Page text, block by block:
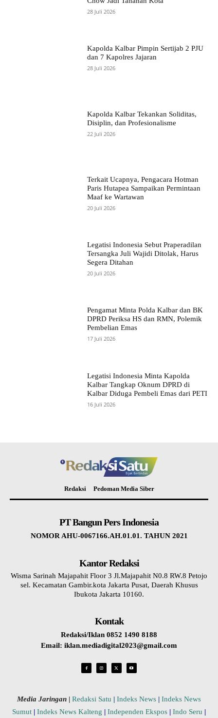
28 Juli 2026
Kapolda Kalbar Pimpin Sertijab 2 PJU
dan 7 Kapolres Jajaran
28 Juli 2026
Kapolda Kalbar Tekankan Soliditas,
Disiplin, dan Profesionalisme
22 Juli 2026
Terkait Ucapnya, Pengacara Hotman
Paris Hutapea Sampaikan Permintaan
Maaf ke Wartawan
20 Juli 2026
Legatisi Indonesia Sebut Praperadilan
Tersangka Juli Wajidi Ditolak, Harus
Segera Ditahan
20 Juli 2026
Pengamat Minta Polda Kalbar dan BK
DPRD Periksa HS dan RMN, Polemik
Pembelian Emas
17 Juli 2026
Legatisi Indonesia Minta Kapolda
Kalbar Tangkap Oknum DPRD di
Kalbar Diduga Pembeli Emas dari PETI
16 Juli 2026
Redaksi Pedoman Media Siber
PT Bangun Pers Indonesia
NOMOR AHU-0067166.AH.01.01. TAHUN 2021
Kantor Redaksi
Wisma Sarinah Majapahit Floor 3 Jl.Majapahit N0.8 RW.8 Petojo
sel. Kecamatan Gambir.kota Jakarta Pusat, Daerah Khusus
Ibukota Jakarta 10160.
Kontak
Redaksi/Iklan 0852 1490 8188
Email: iklan.mediadigital2023@gmail.com
Media Jaringan | Redaksi Satu | Indeks News | Indeks News
Sumut | Indeks News Kalteng | Independen Ekspos | Indo Seru |